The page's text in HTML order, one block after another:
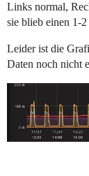
Links normal,
sie blieb einen 1-
Leider ist die
Daten noch nicht